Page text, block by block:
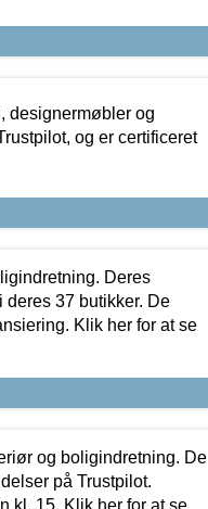
designermøbler og
og er certificeret
Deres
37 butikker. De
Klik her for at se
og boligindretning. De
på Trustpilot.